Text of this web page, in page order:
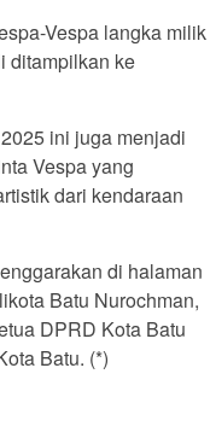
Vespa langka milik
ditampilkan ke
ini juga menjadi
Vespa yang
dari kendaraan
di halaman
Batu Nurochman,
DPRD Kota Batu
Batu. (*)